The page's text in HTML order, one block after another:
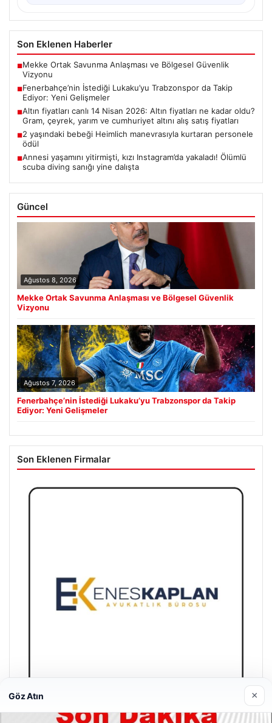
Son Eklenen Haberler
■Mekke Ortak Savunma Anlaşması ve Bölgesel Güvenlik
Vizyonu
■Fenerbahçe’nin İstediği Lukaku’yu Trabzonspor da Takip
Ediyor: Yeni Gelişmeler
■Altın fiyatları canlı 14 Nisan 2026: Altın fiyatları ne kadar oldu?
Gram, çeyrek, yarım ve cumhuriyet altını alış satış fiyatları
■2 yaşındaki bebeği Heimlich manevrasıyla kurtaran personele
ödül
■Annesi yaşamını yitirmişti, kızı Instagram’da yakaladı! Ölümlü
scuba diving sanığı yine dalışta
Güncel
Ağustos 8, 2026
Mekke Ortak Savunma Anlaşması ve Bölgesel Güvenlik
Vizyonu
Ağustos 7, 2026
Fenerbahçe’nin İstediği Lukaku’yu Trabzonspor da Takip
Ediyor: Yeni Gelişmeler
Son Eklenen Firmalar
Göz Atın ×